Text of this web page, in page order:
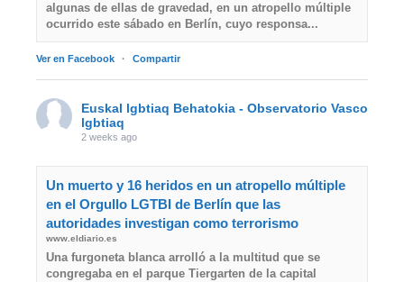
algunas de ellas de gravedad, en un atropello múltiple
ocurrido este sábado en Berlín, cuyo responsa...
Ver en Facebook · Compartir
Euskal lgbtiaq Behatokia - Observatorio Vasco
lgbtiaq
2 weeks ago
Un muerto y 16 heridos en un atropello múltiple
en el Orgullo LGTBI de Berlín que las
autoridades investigan como terrorismo
www.eldiario.es
Una furgoneta blanca arrolló a la multitud que se
congregaba en el parque Tiergarten de la capital